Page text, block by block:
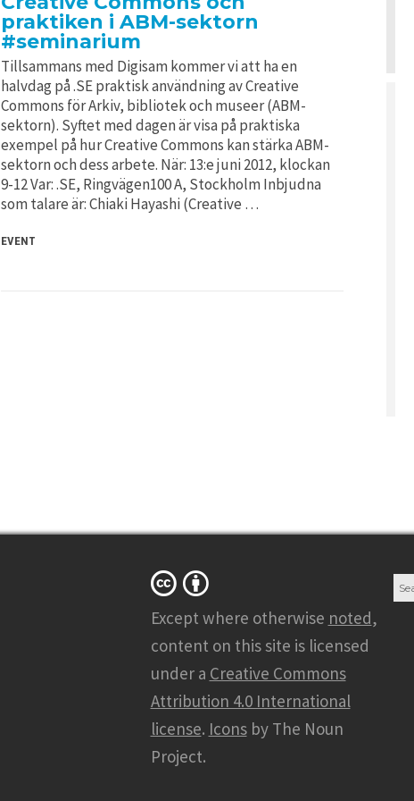
praktiken i ABM-sektorn
#seminarium
Tillsammans med Digisam kommer vi att ha en
halvdag på .SE praktisk användning av Creative
Commons för Arkiv, bibliotek och museer (ABM-
sektorn). Syftet med dagen är visa på praktiska
exempel på hur Creative Commons kan stärka ABM-
sektorn och dess arbete. När: 13:e juni 2012, klockan
9-12 Var: .SE, Ringvägen100 A, Stockholm Inbjudna
som talare är: Chiaki Hayashi (Creative …
EVENT
Except where otherwise noted,
content on this site is licensed
under a Creative Commons
Attribution 4.0 International
license. Iconsby The Noun
Project.
for: